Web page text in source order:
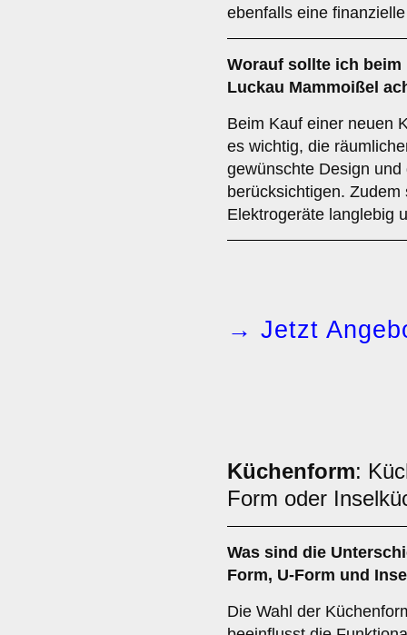
ebenfalls eine
Worauf sollte ich
Luckau Mammoißel
Beim Kauf einer neuen
es wichtig, die
gewünschte Design
berücksichtigen.
Elektrogeräte langlebig
→ Jetzt
Küchenform:
Form oder
Was sind die
Form, U-Form und
Die Wahl der